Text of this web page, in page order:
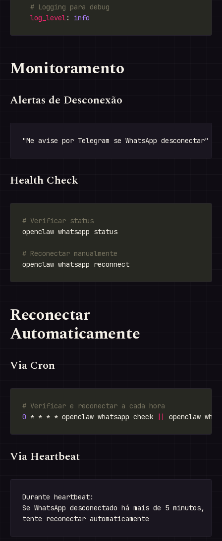
# Logging para debug
log_level: info
Monitoramento
Alertas de Desconexão
Health Check
# Verificar status
# Reconectar manualmente
Reconectar
Automaticamente
Via Cron
# Verificar e reconectar a cada hora
0 * * * * openclaw whatsapp check ||
Via Heartbeat
Durante heartbeat:
Se WhatsApp desconectado há mais de 5 minutos,